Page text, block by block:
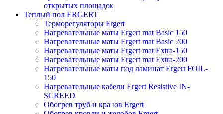
открытых площадок
Теплый пол ERGERT
Терморегуляторы Ergert
Нагревательные маты Ergert mat Basic 150
Нагревательные маты Ergert mat Basic 200
Нагревательные маты Ergert mat Extra-150
Нагревательные маты Ergert mat Extra-200
Нагревательные маты под ламинат Ergert FOIL-
150
Нагревательные кабели Ergert Resistive IN-
SCREED
Обогрев труб и кранов Ergert